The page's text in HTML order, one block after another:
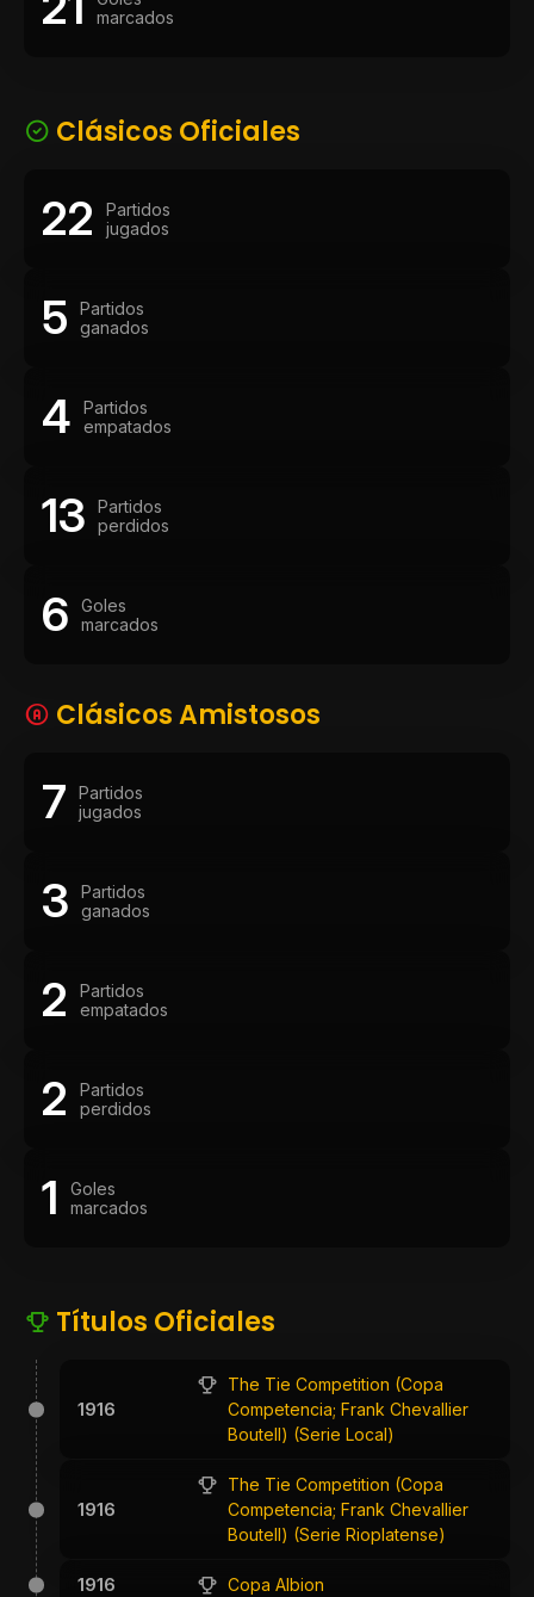
marcados
Clásicos Oficiales
22
Partidos
jugados
5
Partidos
ganados
4
Partidos
empatados
13
Partidos
perdidos
6
Goles
marcados
Clásicos Amistosos
7
Partidos
jugados
3
Partidos
ganados
2
Partidos
empatados
2
Partidos
perdidos
1
Goles
marcados
Títulos Oficiales
1916
The Tie Competition (Copa
Competencia; Frank Chevallier
Boutell) (Serie Local)
1916
The Tie Competition (Copa
Competencia; Frank Chevallier
Boutell) (Serie Rioplatense)
1916 Copa Albion